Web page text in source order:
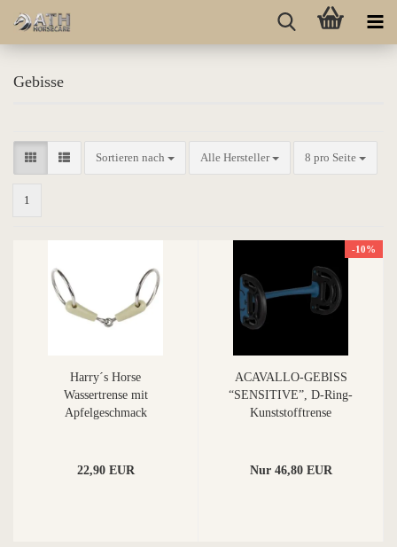
Gebisse
Sortieren nach Alle Hersteller 8 pro Seite
1
Harry´s Horse
Wassertrense mit
Apfelgeschmack
22,90 EUR
-10%
ACAVALLO-GEBISS
“SENSITIVE”, D-Ring-
Kunststofftrense
Nur 46,80 EUR